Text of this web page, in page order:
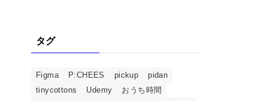
タグ
Figma P:CHEES pickup
pidan
tinycottons
Udemy
おうち時間